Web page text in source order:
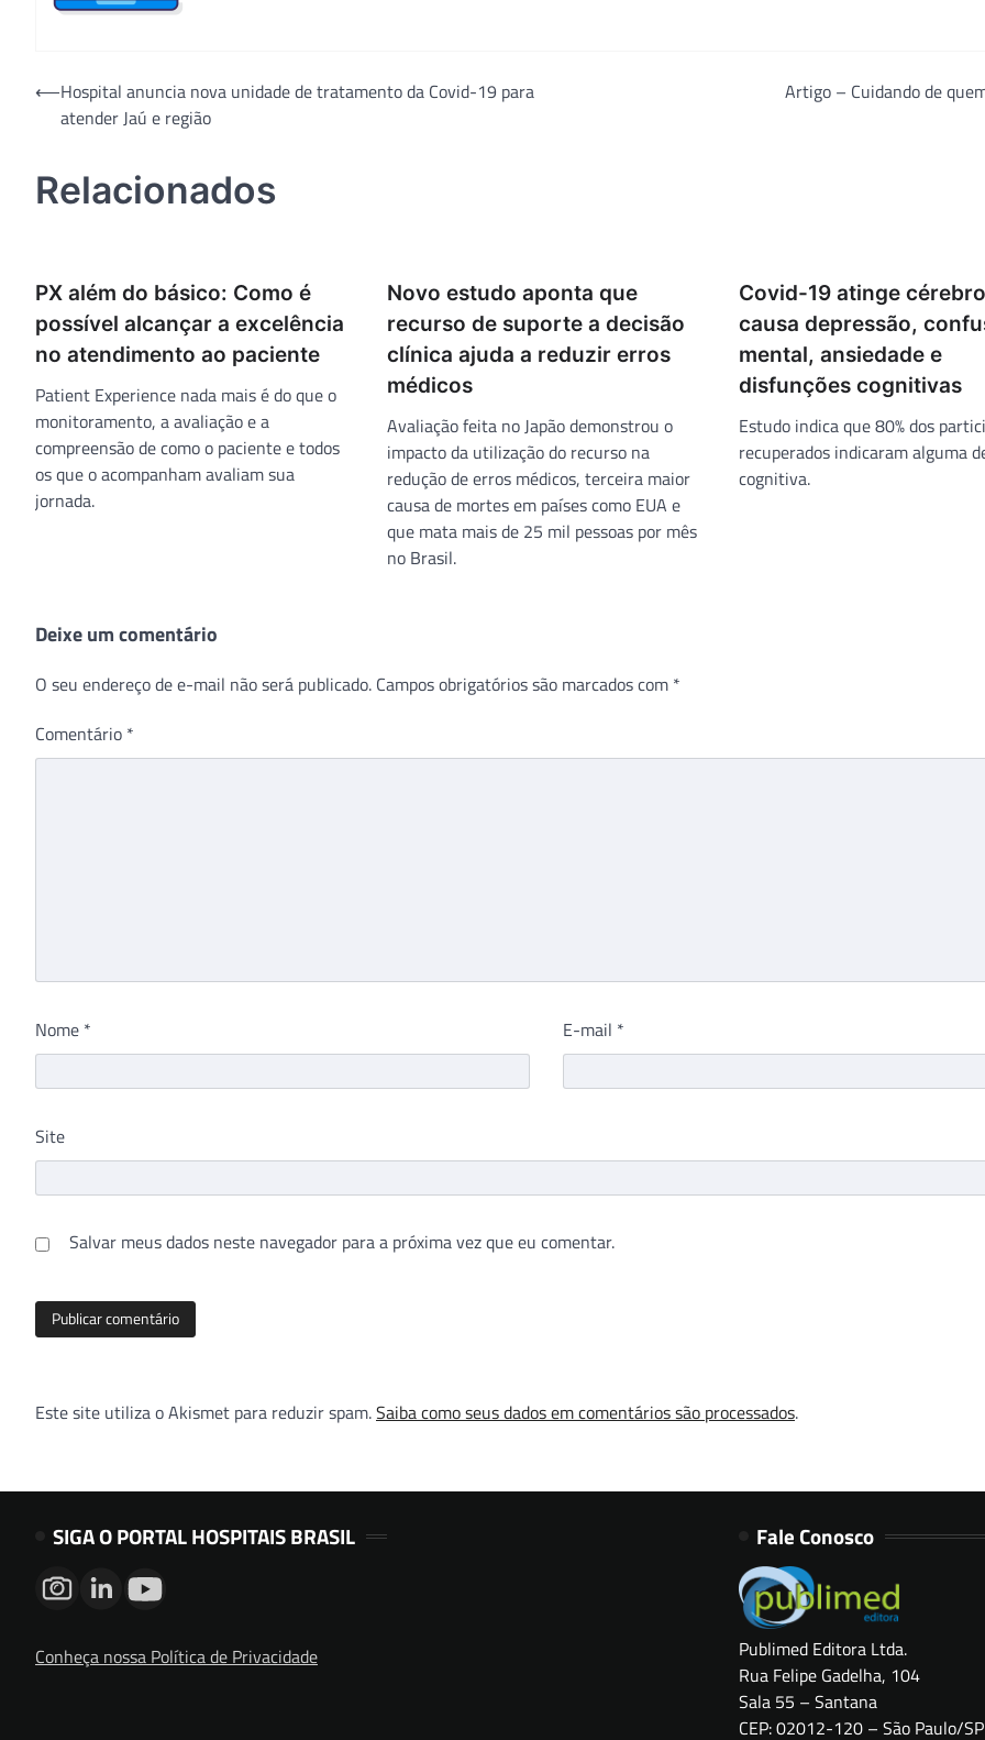
Navegação
⟵Hospital anuncia nova unidade de tratamento da Covid-19 para
atender Jaú e região
Artigo – Cuidando de
Relacionados
PX além do básico: Como é
possível alcançar a excelência
no atendimento ao paciente
Patient Experience nada mais é do que o
monitoramento, a avaliação e a
compreensão de como o paciente e todos
os que o acompanham avaliam sua
jornada.
Novo estudo aponta que
recurso de suporte a decisão
clínica ajuda a reduzir erros
médicos
Avaliação feita no Japão demonstrou o
impacto da utilização do recurso na
redução de erros médicos, terceira maior
causa de mortes em países como EUA e
que mata mais de 25 mil pessoas por mês
no Brasil.
Covid-19 atinge
causa depressão,
mental, ansiedade e
disfunções cognitivas
Estudo indica que 80% dos
recuperados indicaram alguma
cognitiva.
Deixe um comentário
O seu endereço de e-mail não será publicado. Campos obrigatórios são marcados com *
Comentário *
Nome * E-mail *
Site
Salvar meus dados neste navegador para a próxima vez que eu comentar.
Este site utiliza o Akismet para reduzir spam.Saiba como seus dados em comentários são processados.
SIGA O PORTAL HOSPITAIS BRASIL
Conheça nossa Política de Privacidade
Fale Conosco
Publimed Editora Ltda.
Rua Felipe Gadelha, 104
Sala 55 – Santana
CEP: 02012-120 – São Paulo/SP